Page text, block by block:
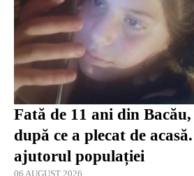
Fată de 11 ani din
după ce a plecat de
ajutorul populației
06 AUGUST 2026